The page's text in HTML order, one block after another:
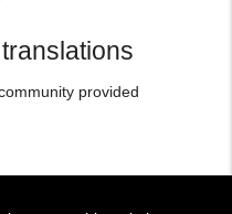
provided